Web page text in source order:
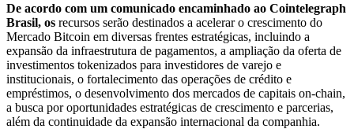
De acordo com um comunicado encaminhado ao Cointelegraph
Brasil, os recursos serão destinados a acelerar o crescimento do
Mercado Bitcoin em diversas frentes estratégicas, incluindo a
expansão da infraestrutura de pagamentos, a ampliação da oferta de
investimentos tokenizados para investidores de varejo e
institucionais, o fortalecimento das operações de crédito e
empréstimos, o desenvolvimento dos mercados de capitais on-chain,
a busca por oportunidades estratégicas de crescimento e parcerias,
além da continuidade da expansão internacional da companhia.